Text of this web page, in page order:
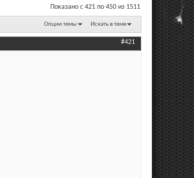
Показано с 421 по 450 из 1511
Опции темы Искать в теме
#421